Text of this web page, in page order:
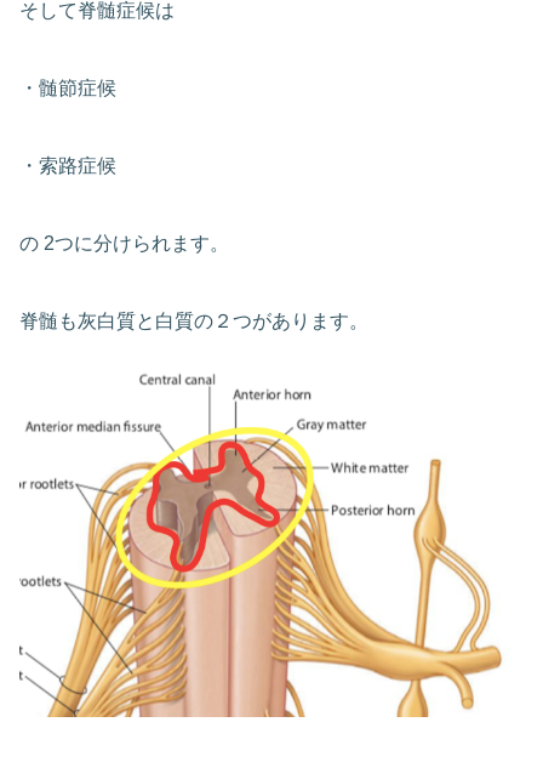
そして脊髄症候は
・髄節症候
・索路症候
の 2つに分けられます。
脊髄も灰白質と白質の２つがあります。